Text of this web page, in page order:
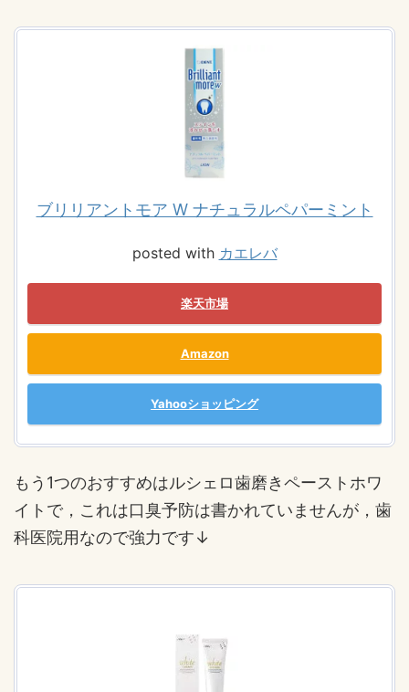
ブリリアントモア W ナチュラルペパーミント
posted with カエレバ
楽天市場
Amazon
Yahooショッピング
もう1つのおすすめはルシェロ歯磨きペーストホワ
イトで，これは口臭予防は書かれていませんが，歯
科医院用なので強力です↓